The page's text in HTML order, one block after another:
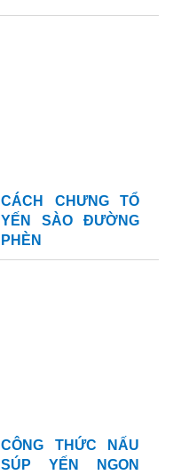
CÁCH CHƯNG TỔ
YẾN SÀO ĐƯỜNG
PHÈN
CÔNG THỨC NẤU
SÚP YẾN NGON